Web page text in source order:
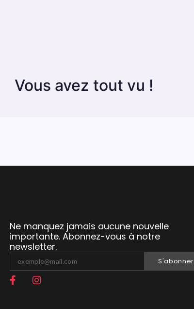
Vous avez tout vu !
Ne manquez jamais aucune nouvelle
importante. Abonnez-vous à notre
newsletter.
S'abonner